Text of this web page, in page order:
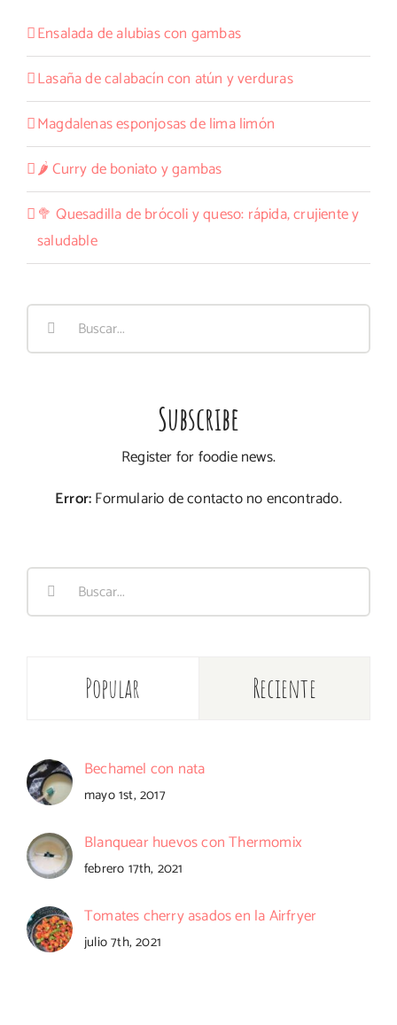
Ensalada de alubias con gambas
Lasaña de calabacín con atún y verduras
Magdalenas esponjosas de lima limón
🌶️ Curry de boniato y gambas
🥦 Quesadilla de brócoli y queso: rápida, crujiente y
saludable
Buscar:
Subscribe
Register for foodie news.
Error:Formulario de contacto no encontrado.
Buscar:
Popular Reciente
Bechamel con nata
mayo 1st, 2017
Blanquear huevos con Thermomix
febrero 17th, 2021
Tomates cherry asados en la Airfryer
julio 7th, 2021